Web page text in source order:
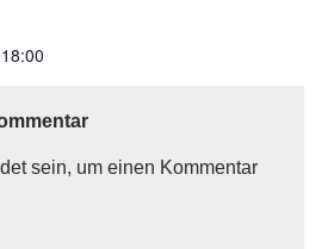
sein, um einen Kommentar